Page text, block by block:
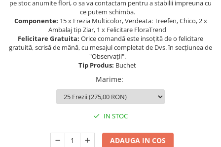
pe stoc anumite flori, o sa va contactam pentru a stabilii impreuna cu
ce putem schimba.
Componente: 15 x Frezia Multicolor, Verdeata: Treefen, Chico, 2 x
Ambalaj tip Ziar, 1 x Felicitare FloraTrend
Felicitare Gratuita: Orice comandă este insoțită de o felicitare
gratuită, scrisă de mână, cu mesajul completat de Dvs. în secțiunea de
"Observații".
Tip Produs: Buchet
Marime:
IN STOC
ADAUGA IN COS